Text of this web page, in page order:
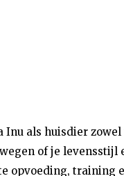
als huisdier
of je
opvoeding, training